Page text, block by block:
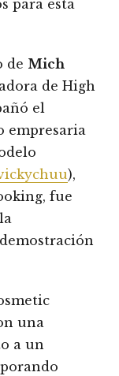
para esta
de Mich
de High
el
empresaria
),
fue
una
a un